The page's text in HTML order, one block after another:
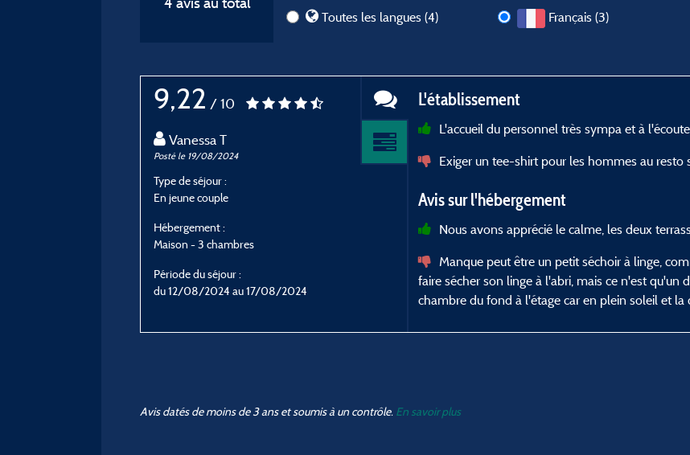
Toutes les langues (4) Français (3)
9,22 / 10
Vanessa T
Posté le 19/08/2024
Type de séjour :
En jeune couple
Hébergement :
Maison - 3 chambres
Période du séjour :
du 12/08/2024 au 17/08/2024
L'établissement
L'accueil du personnel très sympa et à l'écoute
Exiger un tee-shirt pour les hommes au resto
Avis sur l'hébergement
Nous avons apprécié le calme, les deux
Manque peut être un petit séchoir à linge,
faire sécher son linge à l'abri, mais ce n'est
chambre du fond à l'étage car en plein soleil et
Avis datés de moins de 3 ans et soumis à un contrôle. En savoir plus